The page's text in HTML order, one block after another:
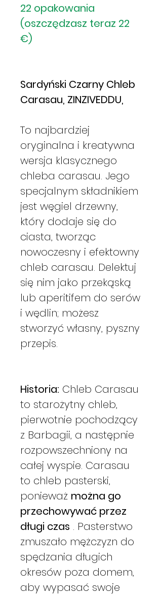
22 opakowania
(oszczędzasz teraz 22
€)
Sardyński Czarny Chleb
Carasau, ZINZIVEDDU,
To najbardziej
oryginalna i kreatywna
wersja klasycznego
chleba carasau. Jego
specjalnym składnikiem
jest węgiel drzewny,
który dodaje się do
ciasta, tworząc
nowoczesny i efektowny
chleb carasau. Delektuj
się nim jako przekąską
lub aperitifem do serów
i wędlin; możesz
stworzyć własny, pyszny
przepis.
Historia: Chleb Carasau
to starożytny chleb,
pierwotnie pochodzący
z Barbagii, a następnie
rozpowszechniony na
całej wyspie. Carasau
to chleb pasterski,
ponieważ można go
przechowywać przez
długi czas . Pasterstwo
zmuszało mężczyzn do
spędzania długich
okresów poza domem,
aby wypasać swoje